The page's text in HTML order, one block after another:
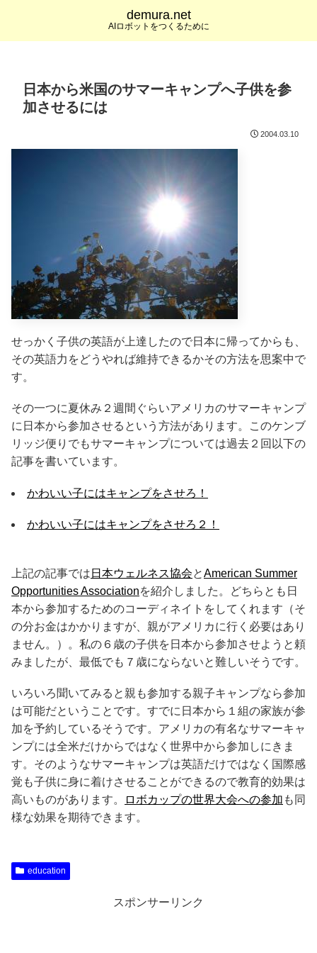
demura.net
AIロボットをつくるために
日本から米国のサマーキャンプへ子供を参
加させるには
2004.03.10
せっかく子供の英語が上達したので日本に帰ってからも、
その英語力をどうやれば維持できるかその方法を思案中で
す。
その一つに夏休み２週間ぐらいアメリカのサマーキャンプ
に日本から参加させるという方法があります。このケンブ
リッジ便りでもサマーキャンプについては過去２回以下の
記事を書いています。
かわいい子にはキャンプをさせろ！
かわいい子にはキャンプをさせろ２！
上記の記事では 日本ウェルネス協会とAmerican Summer
Opportunities Associationを紹介しました。どちらとも日
本から参加するためのコーディネイトをしてくれます（そ
の分お金はかかりますが、親がアメリカに行く必要はあり
ません。）。私の６歳の子供を日本から参加させようと頼
みましたが、最低でも７歳にならないと難しいそうです。
いろいろ聞いてみると親も参加する親子キャンプなら参加
は可能だということです。すでに日本から１組の家族が参
加を予約しているそうです。アメリカの有名なサマーキャ
ンプには全米だけからではなく世界中から参加しにきま
す。そのようなサマーキャンプは英語だけではなく国際感
覚も子供に身に着けさせることができるので教育的効果は
高いものがあります。
ロボカップの世界大会への参加 も同
様な効果を期待できます。
education
スポンサーリンク